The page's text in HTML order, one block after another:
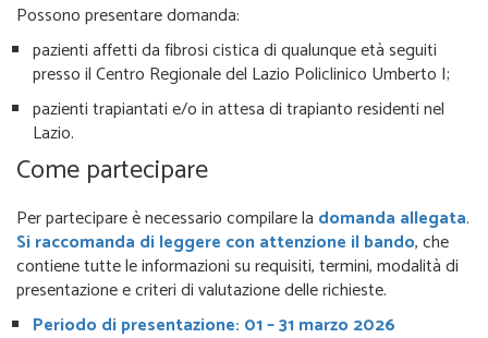
Possono presentare domanda:
pazienti affetti da fibrosi cistica di qualunque età seguiti
presso il Centro Regionale del Lazio Policlinico Umberto I;
pazienti trapiantati e/o in attesa di trapianto residenti nel
Lazio.
Come partecipare
Per partecipare è necessario compilare la domanda allegata.
Si raccomanda di leggere con attenzione il bando, che
contiene tutte le informazioni su requisiti, termini, modalità di
presentazione e criteri di valutazione delle richieste.
Periodo di presentazione: 01 – 31 marzo 2026